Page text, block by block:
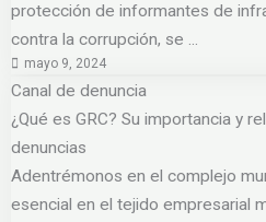
protección de informantes de
contra la corrupción, se ...
mayo 9, 2024
Canal de denuncia
¿Qué es GRC? Su importancia y
denuncias
Adentrémonos en el complejo
esencial en el tejido empresarial